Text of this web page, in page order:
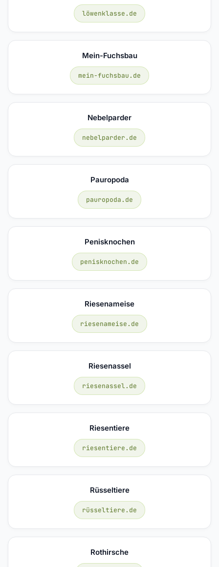
löwenklasse.de
Mein-Fuchsbau
mein-fuchsbau.de
Nebelparder
nebelparder.de
Pauropoda
pauropoda.de
Penisknochen
penisknochen.de
Riesenameise
riesenameise.de
Riesenassel
riesenassel.de
Riesentiere
riesentiere.de
Rüsseltiere
rüsseltiere.de
Rothirsche